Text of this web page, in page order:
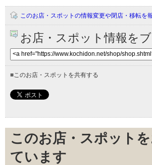
このお店・スポットの情報変更や閉店・移転を
お店・スポット情報を
■ このお店・スポットを共有する
このお店・スポット
ています